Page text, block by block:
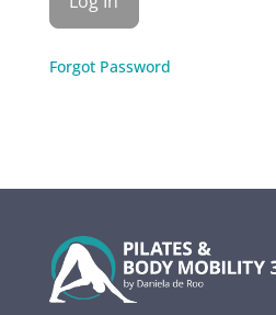
Forgot Password